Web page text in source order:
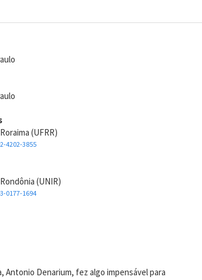
(UFRR)
4202-3855
(UNIR)
0177-1694
Antonio Denarium, fez algo impensável para